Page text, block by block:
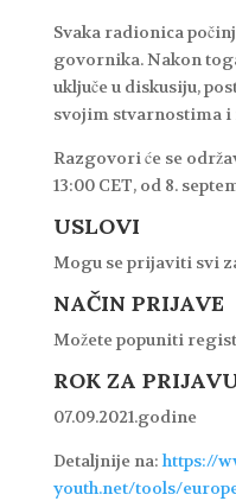
Svaka radionica
govornika. Nakon
uključe u diskusiju,
svojim stvarnostima i
Razgovori će se
13:00 CET, od 8.
USLOVI
Mogu se prijaviti svi
NAČIN PRIJAVE
Možete popuniti
ROK ZA
07.09.2021.godine
Detaljnije na: https://
youth.net/tools/